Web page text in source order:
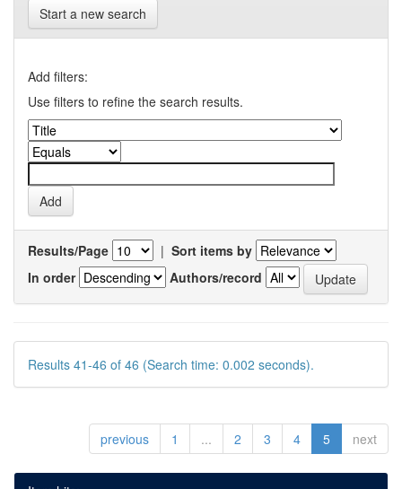
Start a new search
Add filters:
Use filters to refine the search results.
Results/Page | Sort items by
In order
Authors/record
Results 41-46 of 46 (Search time: 0.002 seconds).
previous 1 ... 2 3 4 5 next